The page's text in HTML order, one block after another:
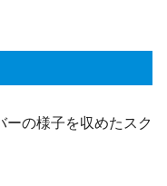
の様子を収めたスク